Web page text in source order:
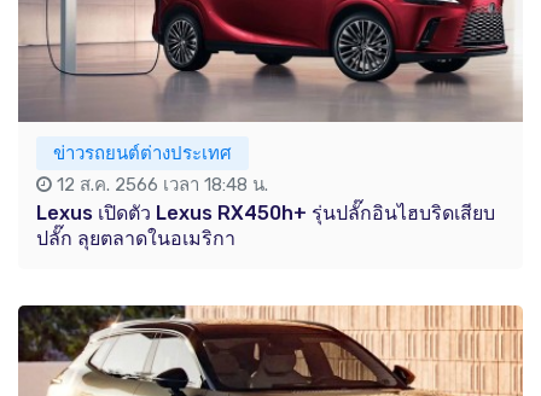
ข่าวรถยนต์ต่างประเทศ
12 ส.ค. 2566 เวลา 18:48 น.
Lexus เปิดตัว Lexus RX450h+ รุ่นปลั๊กอินไฮบริดเสียบ
ปลั๊ก ลุยตลาดในอเมริกา